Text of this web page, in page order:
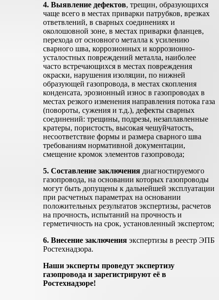
4. Выявление дефектов, трещин, образующихся
чаще всего в местах приварки патрубков, врезках
ответвлений, в сварных соединениях и
околошовной зоне, в местах приварки фланцев,
перехода от основного металла к усилению
сварного шва, коррозионных и коррозионно-
усталостных повреждений металла, наиболее
часто встречающихся в местах повреждения
окраски, нарушения изоляции, по нижней
образующей газопровода, в местах скопления
конденсата, эрозионный износ в газопроводах в
местах резкого изменения направления потока газа
(повороты, сужения и т.д.), дефекты сварных
соединений: трещины, подрезы, незаплавленные
кратеры, пористость, высокая чешуйчатость,
несоответствие формы и размера сварного шва
требованиям нормативной документации,
смещение кромок элементов газопровода;
5. Составление заключения диагностируемого
газопровода, на основании которых газопроводы
могут быть допущены к дальнейшей эксплуатации
при расчетных параметрах на основании
положительных результатов экспертизы, расчетов
на прочность, испытаний на прочность и
герметичность на срок, установленный экспертом;
6. Внесение заключения экспертизы в реестр ЭПБ
Ростехнадзора.
Наши эксперты проведут экспертизу
газопровода и зарегистрируют её в
Ростехнадзоре!